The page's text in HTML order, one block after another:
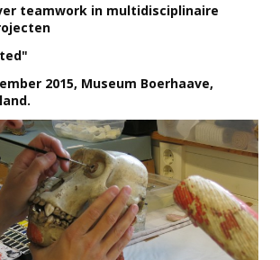
teamwork in multidisciplinaire
2015, Museum Boerhaave,